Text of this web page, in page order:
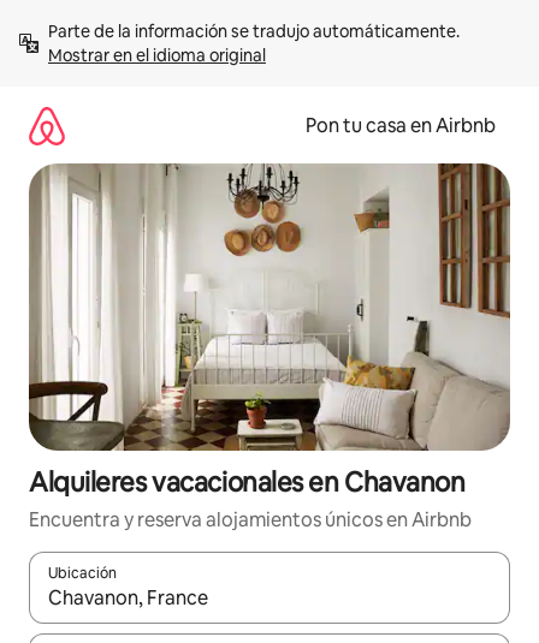
contenidoMostrar en el idioma original
Pon tu casa en Airbnb
Alquileres vacacionales en Chavanon
Encuentra y reserva alojamientos únicos en Airbnb
Ubicación
Cuando los resultados estén disponibles, navega con las